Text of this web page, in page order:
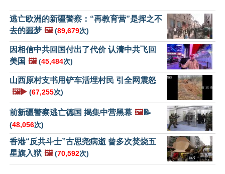
逃亡欧洲的新疆警察：“再教育营”是挥之不
去的噩梦 🖼️ (89,679次)
因相信中共回国付出了代价 认清中共飞回
美国 🖼️ (45,484次)
山西原村支书用铲车活埋村民 引全网震怒
🖼️▶️ (67,255次)
前新疆警察逃亡德国 揭集中营黑幕 🖼️📝
(48,056次)
香港“反共斗士”古思尧病逝 曾多次焚烧五
星旗入狱 🖼️ (70,592次)